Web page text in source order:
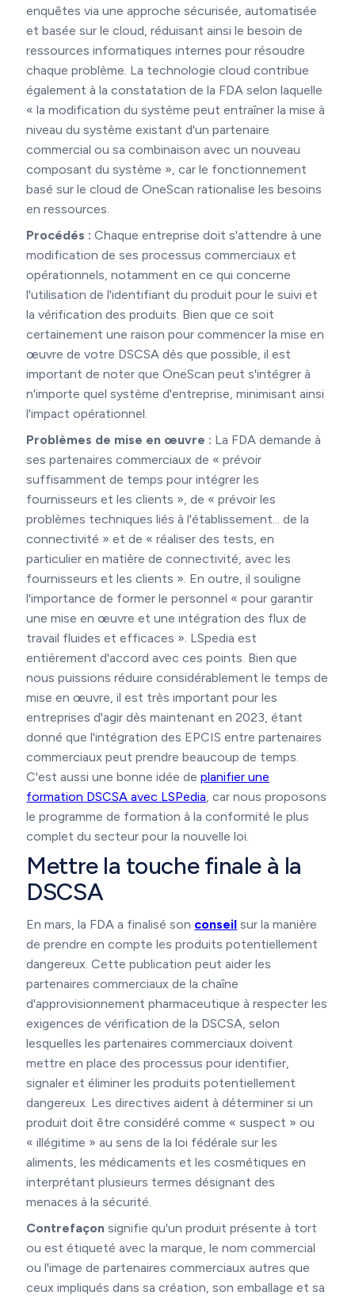
enquêtes via une approche sécurisée, automatisée
et basée sur le cloud, réduisant ainsi le besoin de
ressources informatiques internes pour résoudre
chaque problème. La technologie cloud contribue
également à la constatation de la FDA selon laquelle
« la modification du système peut entraîner la mise à
niveau du système existant d'un partenaire
commercial ou sa combinaison avec un nouveau
composant du système », car le fonctionnement
basé sur le cloud de OneScan rationalise les besoins
en ressources.
Procédés : Chaque entreprise doit s'attendre à une
modification de ses processus commerciaux et
opérationnels, notamment en ce qui concerne
l'utilisation de l'identifiant du produit pour le suivi et
la vérification des produits. Bien que ce soit
certainement une raison pour commencer la mise en
œuvre de votre DSCSA dès que possible, il est
important de noter que OneScan peut s'intégrer à
n'importe quel système d'entreprise, minimisant ainsi
l'impact opérationnel.
Problèmes de mise en œuvre : La FDA demande à
ses partenaires commerciaux de « prévoir
suffisamment de temps pour intégrer les
fournisseurs et les clients », de « prévoir les
problèmes techniques liés à l'établissement... de la
connectivité » et de « réaliser des tests, en
particulier en matière de connectivité, avec les
fournisseurs et les clients ». En outre, il souligne
l'importance de former le personnel « pour garantir
une mise en œuvre et une intégration des flux de
travail fluides et efficaces ». LSpedia est
entièrement d'accord avec ces points. Bien que
nous puissions réduire considérablement le temps de
mise en œuvre, il est très important pour les
entreprises d'agir dès maintenant en 2023, étant
donné que l'intégration des EPCIS entre partenaires
commerciaux peut prendre beaucoup de temps.
C'est aussi une bonne idée deplanifier une
formation DSCSA avec LSPedia, car nous proposons
le programme de formation à la conformité le plus
complet du secteur pour la nouvelle loi.
Mettre la touche finale à la
DSCSA
En mars, la FDA a finalisé son conseil sur la manière
de prendre en compte les produits potentiellement
dangereux. Cette publication peut aider les
partenaires commerciaux de la chaîne
d'approvisionnement pharmaceutique à respecter les
exigences de vérification de la DSCSA, selon
lesquelles les partenaires commerciaux doivent
mettre en place des processus pour identifier,
signaler et éliminer les produits potentiellement
dangereux. Les directives aident à déterminer si un
produit doit être considéré comme « suspect » ou
« illégitime » au sens de la loi fédérale sur les
aliments, les médicaments et les cosmétiques en
interprétant plusieurs termes désignant des
menaces à la sécurité.
Contrefaçonsignifie qu'un produit présente à tort
ou est étiqueté avec la marque, le nom commercial
ou l'image de partenaires commerciaux autres que
ceux impliqués dans sa création, son emballage et sa